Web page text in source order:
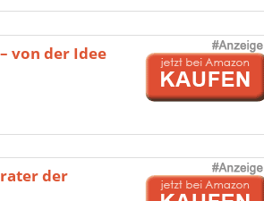
von der Idee
der